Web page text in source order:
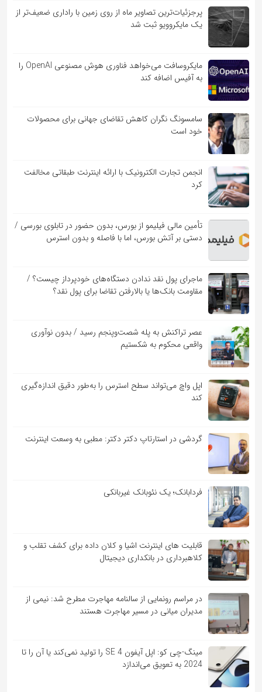
پرجزئیات‌ترین تصاویر ماه از روی زمین با راداری ضعیف‌تر از
یک مایکروویو ثبت شد
مایکروسافت می‌خواهد فناوری هوش مصنوعی OpenAI را
به آفیس اضافه کند
سامسونگ نگران کاهش تقاضای جهانی برای محصولات
خود است
انجمن تجارت الکترونیک با ارائه اینترنت طبقاتی مخالفت
کرد
تأمین مالی فیلیمو از بورس، بدون حضور در تابلوی بورسی /
دستی بر آتش بورس، اما با فاصله و بدون استرس
ماجرای پول نقد ندادن دستگاه‌های خودپرداز چیست؟ /
مقاومت بانک‌ها یا بالارفتن تقاضا برای پول نقد؟
عصر تراکنش به پله شصت‌وپنجم رسید / بدون نوآوری
واقعی محکوم به شکستیم
اپل واچ می‌تواند سطح استرس را به‌طور دقیق اندازه‌گیری
کند
گردشی در استارتاپ دکتر دکتر: مطبی به وسعت اینترنت
فردابانک؛ یک نئوبانک غیربانکی
قابلیت ‏های اینترنت اشیا و کلان‏ داده برای کشف تقلب و
کلاهبرداری در بانکداری دیجیتال
در مراسم رونمایی از سالنامه مهاجرت مطرح شد: نیمی از
مدیران میانی در مسیر مهاجرت هستند
مینگ-چی کو: اپل آیفون SE 4 را تولید نمی‌کند یا آن را تا
2024 به تعویق می‌اندازد